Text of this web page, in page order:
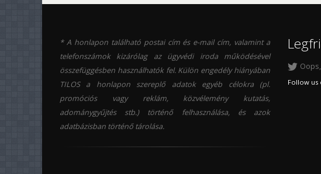
* A honlapon található postai cím és e-mail cím, valamint a
telefonszámok kizárólag az ügyvédi iroda működésével
összefüggésben használhatók fel. Külön engedély hiányában
TILOS a honlapon szereplő adatok egyéb célokra (pl.
promóciós vagy reklám, közvélemény kutatás,
adománygyűjtés stb.) történő felhasználása, és azok
adatbázisban történő tárolása.
Follow